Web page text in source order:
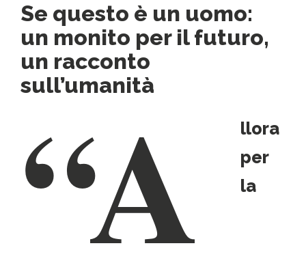
Se questo è un uomo:
un monito per il futuro,
un racconto
sull’umanità
“A
llora
per
la